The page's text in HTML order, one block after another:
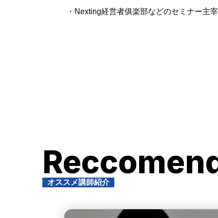
・Nexting経営者俱楽部などのセミナー主宰
オススメ講師紹介